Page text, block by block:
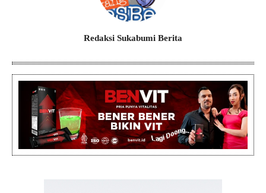
Redaksi Sukabumi Berita